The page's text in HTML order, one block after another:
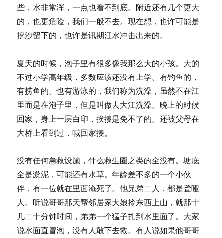
些，水非常浑，一点也看不到底。附近还有几个更大
的，也更危险，我们一般不去。现在想，也许可能是
挖沙留下的，也许是讯期江水冲击出来的。
夏天的时候，泡子里有很多像我那么大的小孩。大的
不过小学高年级，多数应该还没有上学。有钓鱼的，
有捞鱼的。也有游泳的，我们称为洗澡，虽然不在江
里而是在泡子里，但是叫做去大江洗澡。晚上的时候
回家，身上一层白印，挨揍是免不了的。还被父母在
大桥上看到过，喊回家揍。
没有任何急救设施，什么救生圈之类的全没有。塘底
全是淤泥，可能还有水草。年龄差不多的一个小伙
伴，有一位就在里面淹死了。他兄弟二人，都是聋哑
人。听说哥哥那天帮邻居家大娘拎东西上山，就那十
几二十分钟时间，弟弟一个猛子扎到水里面了。大家
说水面直冒泡，没有人敢下去救。有人说如果他哥哥